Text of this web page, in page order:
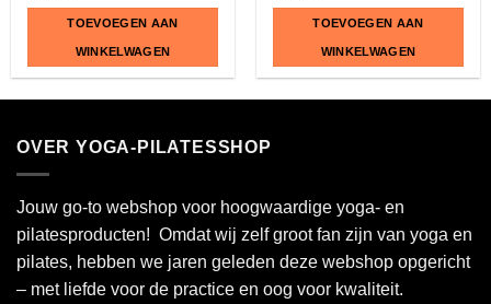
TOEVOEGEN AAN
WINKELWAGEN
TOEVOEGEN AAN
WINKELWAGEN
OVER YOGA-PILATESSHOP
Jouw go-to webshop voor hoogwaardige yoga- en
pilatesproducten! Omdat wij zelf groot fan zijn van yoga en
pilates, hebben we jaren geleden deze webshop opgericht
– met liefde voor de practice en oog voor kwaliteit.